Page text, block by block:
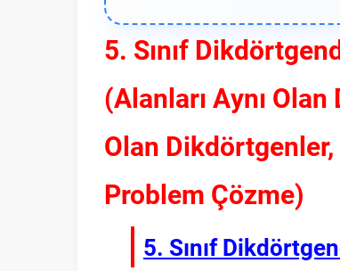
5. Sınıf
(Alanları Aynı
Olan
Problem Çözme)
5. Sınıf